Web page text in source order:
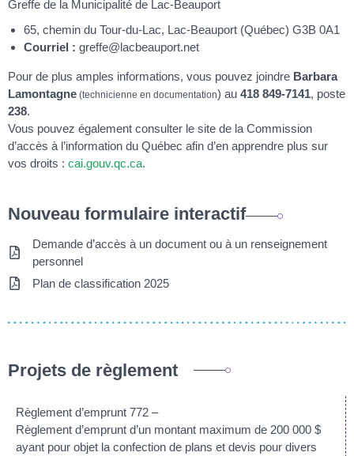
Greffe de la Municipalité de Lac-Beauport
65, chemin du Tour-du-Lac, Lac-Beauport (Québec) G3B 0A1
Courriel : greffe@lacbeauport.net
Pour de plus amples informations, vous pouvez joindre Barbara
Lamontagne (technicienne en documentation) au 418 849-7141, poste
238.
Vous pouvez également consulter le site de la Commission
d’accès à l’information du Québec afin d’en apprendre plus sur
vos droits : cai.gouv.qc.ca.
Nouveau formulaire interactif
Demande d’accès à un document ou à un renseignement
personnel
Plan de classification 2025
Projets de règlement
Règlement d’emprunt 772 –
Règlement d’emprunt d’un montant maximum de 200 000 $
ayant pour objet la confection de plans et devis pour divers